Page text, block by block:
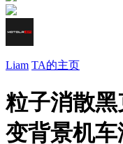
Liam TA的主页
粒子消散
变背景机